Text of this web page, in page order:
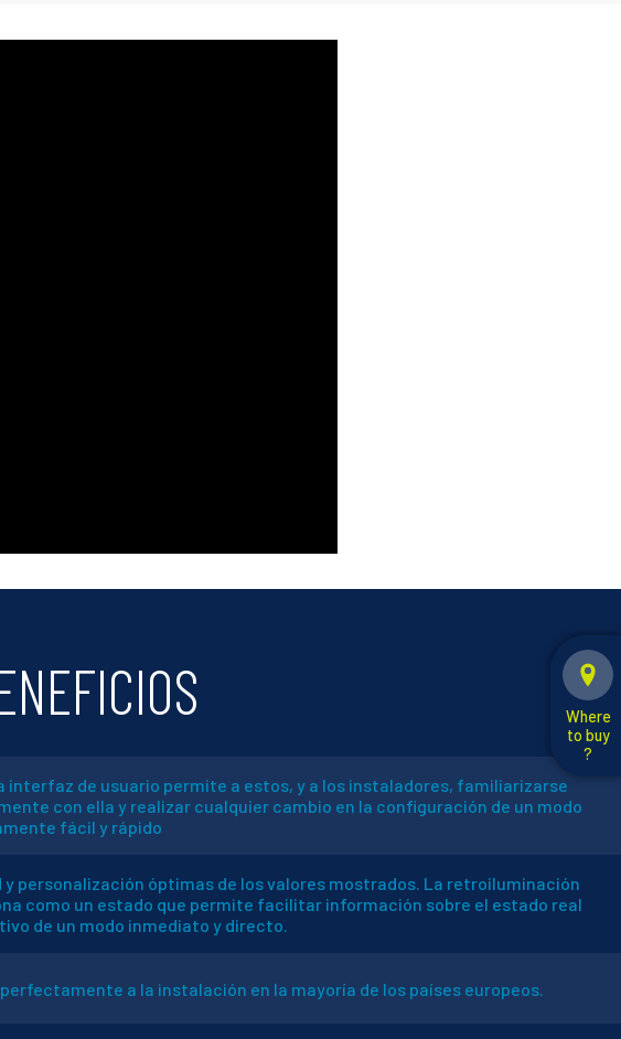
interfaz de usuario permite a estos, y a los instaladores, familiarizarse
con ella y realizar cualquier cambio en la configuración de un modo
fácil y rápido
y personalización óptimas de los valores mostrados. La retroiluminación
como un estado que permite facilitar información sobre el estado real
de un modo inmediato y directo.
a la instalación en la mayoría de los países europeos.
Where
to buy
?